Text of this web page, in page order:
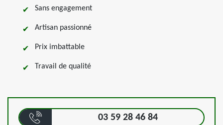
Sans engagement
Artisan passionné
Prix imbattable
Travail de qualité
03 59 28 46 84